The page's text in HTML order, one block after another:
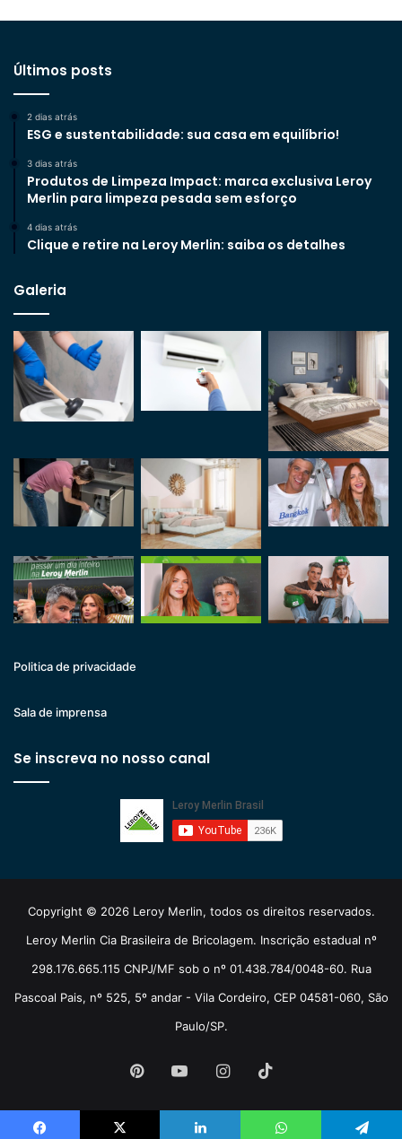
Últimos posts
2 dias atrás
ESG e sustentabilidade: sua casa em equilíbrio!
3 dias atrás
Produtos de Limpeza Impact: marca exclusiva Leroy
Merlin para limpeza pesada sem esforço
4 dias atrás
Clique e retire na Leroy Merlin: saiba os detalhes
Galeria
Politica de privacidade
Sala de imprensa
Se inscreva no nosso canal
Copyright © 2026 Leroy Merlin, todos os direitos reservados.
Leroy Merlin Cia Brasileira de Bricolagem. Inscrição estadual nº
298.176.665.115 CNPJ/MF sob o nº 01.438.784/0048-60. Rua
Pascoal Pais, nº 525, 5º andar - Vila Cordeiro, CEP 04581-060, São
Paulo/SP.
PinterestYouTubeInstagram